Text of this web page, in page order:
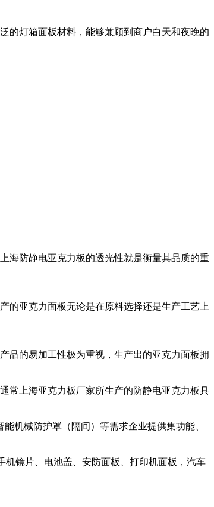
的灯箱面板材料，能够兼顾到商户白天和夜晚的
海防静电亚克力板的透光性就是衡量其品质的重
的亚克力面板无论是在原料选择还是生产工艺上
品的易加工性极为重视，生产出的亚克力面板拥
常上海亚克力板厂家所生产的防静电亚克力板具
机械防护罩（隔间）等需求企业提供集功能、
镜片、电池盖、安防面板、打印机面板，汽车